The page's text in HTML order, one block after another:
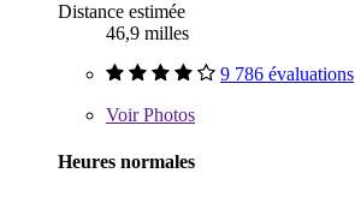
Distance estimée
46,9 milles
9 786 évaluations
VoirPhotos
Heures normales